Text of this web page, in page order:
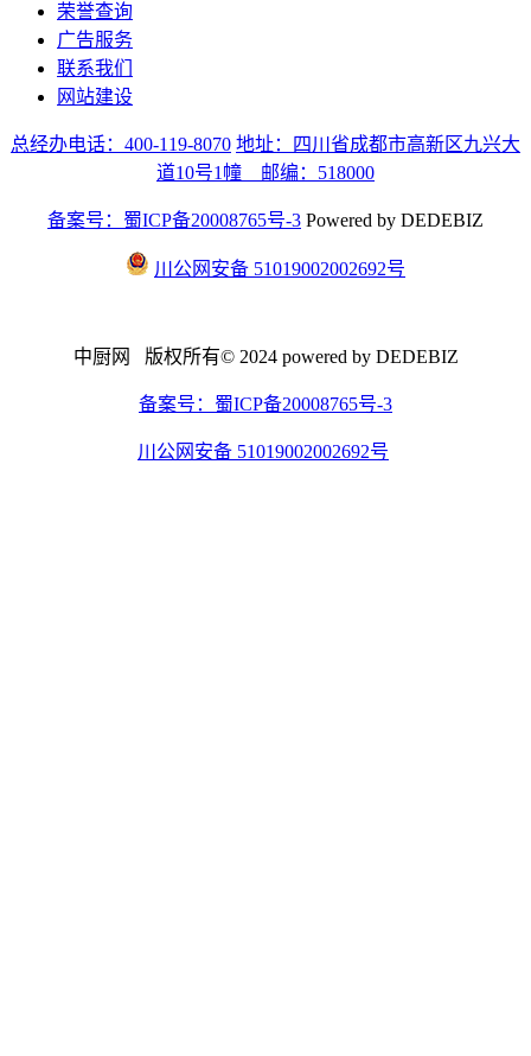
荣誉查询
广告服务
联系我们
网站建设
总经办电话：400-119-8070 地址：四川省成都市高新区九兴大
道10号1幢 邮编：518000
备案号：蜀ICP备20008765号-3 Powered by DEDEBIZ
川公网安备 51019002002692号
中厨网 版权所有© 2024 powered by DEDEBIZ
备案号：蜀ICP备20008765号-3
川公网安备 51019002002692号